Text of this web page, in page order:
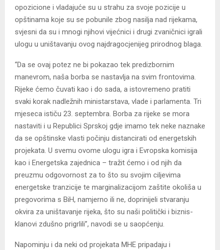
opozicione i vladajuće su u strahu za svoje pozicije u
opštinama koje su se pobunile zbog nasilja nad rijekama,
svjesni da su i mnogi njihovi vijećnici i drugi zvaničnici igrali
ulogu u uništavanju ovog najdragocjenijeg prirodnog blaga.
“Da se ovaj potez ne bi pokazao tek predizbornim
manevrom, naša borba se nastavlja na svim frontovima.
Rijeke ćemo čuvati kao i do sada, a istovremeno pratiti
svaki korak nadležnih ministarstava, vlade i parlamenta. Tri
mjeseca ističu 23. septembra. Borba za rijeke se mora
nastaviti i u Republici Sprskoj gdje imamo tek neke naznake
da se opštinske vlasti počinju distancirati od energetskih
projekata. U svemu ovome ulogu igra i Evropska komisija
kao i Energetska zajednica – tražit ćemo i od njih da
preuzmu odgovornost za to što su svojim ciljevima
energetske tranzicije te marginalizacijom zaštite okoliša u
pregovorima s BiH, namjerno ili ne, doprinijeli stvaranju
okvira za uništavanje rijeka, što su naši politički i biznis-
klanovi zdušno prigrlili”, navodi se u saopćenju.
Napominju i da neki od projekata MHE pripadaju i